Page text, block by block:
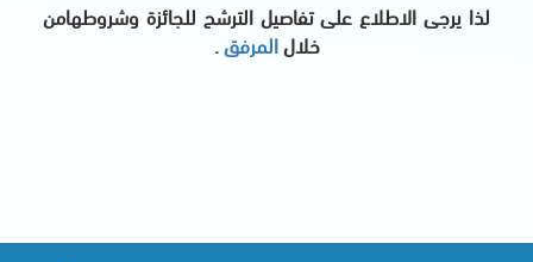
لذا يرجى الاطلاع على تفاصيل الترشح للجائزة وشروطهامن
خلالالمرفق.